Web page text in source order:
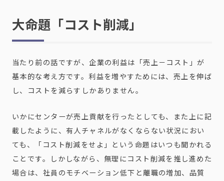
大命題「コスト削減」
当たり前の話ですが、企業の利益は「売上－コスト」が
基本的な考え方です。利益を増やすためには、売上を伸ば
し、コストを減らすしかありません。
いかにセンターが売上貢献を行ったとしても、また上に記
載したように、有人チャネルがなくならない状況におい
ても、「コスト削減をせよ」という命題はいつも聞かれる
ことです。しかしながら、無理にコスト削減を推し進めた
場合は、社員のモチベーション低下と離職の増加、品質